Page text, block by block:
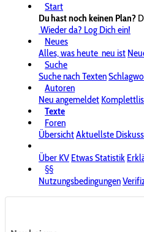
Start
Du hast noch keinen Plan?
Wieder da? Log Dich ein!
Neues
Alles, was heute neu ist
Suche
Suche nach Texten
Autoren
Neu angemeldet
Texte
Foren
ÜbersichtAktuellste
Über KV Etwas Statistik
§§
Nutzungsbedingungen